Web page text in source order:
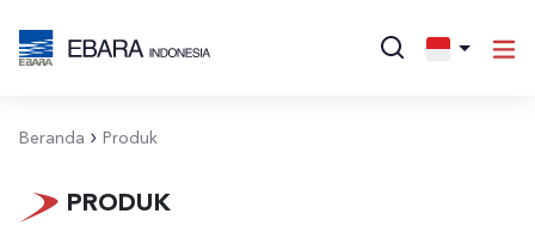
Beranda Produk
PRODUK